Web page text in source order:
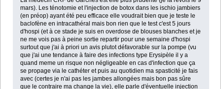
mars). Les ténotomie et l'injection de botox dans les ischio jambiers
(en préop) ayant été peu efficace elle voudrait bien que je teste le
baclofène en intracathéral mais bon rien que le test c'est 5 jours
d'hospi (et à ce stade je suis en overdose de blouses blanches et je
ne me vois pas à peine sortie repartir pour une semaine d'hospi
surtout que j'ai à priori un avis plutot défavorable sur la pompe (vu
que j'ai une tendance à faire des infections type Erysipèle il y a
quand meme un risque non négligeable en cas d'infection que ça
se propage via le cathéter et puis au quotidien ma spasticité je fais
avec (certes je n'ai pas les jambes allongées mais bon pas sûre
que le contraire ma change la vie), elle parle d'éventuelle injection